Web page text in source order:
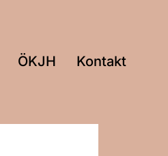
ÖKJH Kontakt